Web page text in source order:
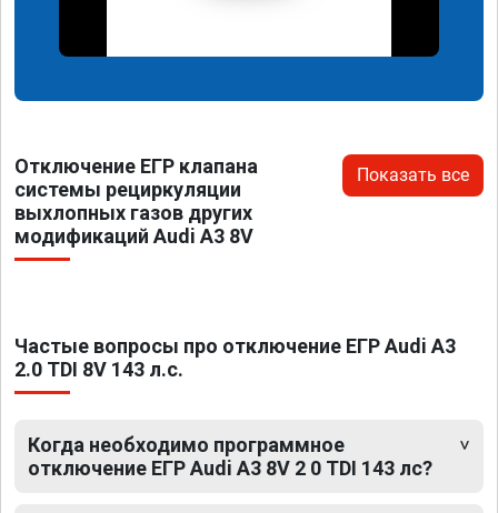
Отключение ЕГР клапана
системы рециркуляции
выхлопных газов других
модификаций Audi A3 8V
Показать все
Частые вопросы про отключение ЕГР Audi A3
2.0 TDI 8V 143 л.с.
Когда необходимо программное
отключение ЕГР Audi A3 8V 2 0 TDI 143 лс?